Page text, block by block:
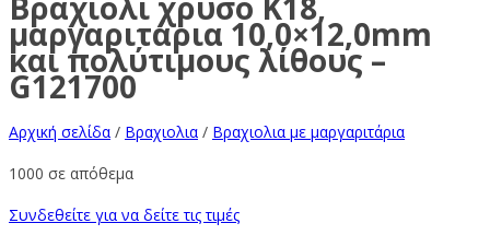
μαργαριτάρια 10,0×12,0mm
και πολύτιμους λίθους –
G121700
Αρχική σελίδα / Βραχιολια / Βραχιολια με μαργαριτάρια
1000 σε απόθεμα
Συνδεθείτε για να δείτε τις τιμές